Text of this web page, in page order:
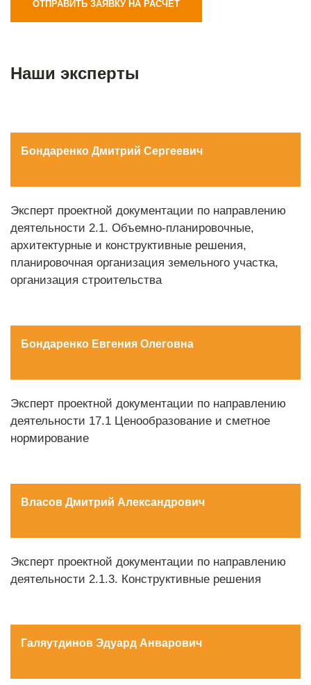
ОТПРАВИТЬ ЗАЯВКУ НА РАСЧЕТ
Наши эксперты
Бондаренко Дмитрий Сергеевич
Эксперт проектной документации по направлению
деятельности 2.1. Объемно-планировочные,
архитектурные и конструктивные решения,
планировочная организация земельного участка,
организация строительства
Бондаренко Евгения Олеговна
Эксперт проектной документации по направлению
деятельности 17.1 Ценообразование и сметное
нормирование
Власов Дмитрий Александрович
Эксперт проектной документации по направлению
деятельности 2.1.3. Конструктивные решения
Галяутдинов Эдуард Анварович